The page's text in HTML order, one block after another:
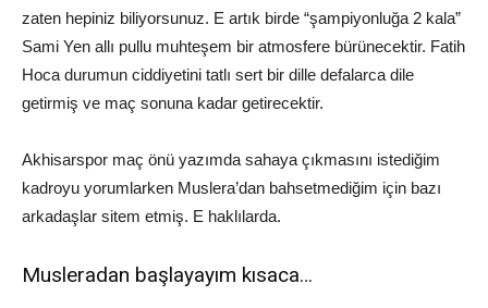
zaten hepiniz biliyorsunuz. E artık birde “şampiyonluğa 2 kala”
Sami Yen allı pullu muhteşem bir atmosfere bürünecektir. Fatih
Hoca durumun ciddiyetini tatlı sert bir dille defalarca dile
getirmiş ve maç sonuna kadar getirecektir.
Akhisarspor maç önü yazımda sahaya çıkmasını istediğim
kadroyu yorumlarken Muslera’dan bahsetmediğim için bazı
arkadaşlar sitem etmiş. E haklılarda.
Musleradan başlayayım kısaca…